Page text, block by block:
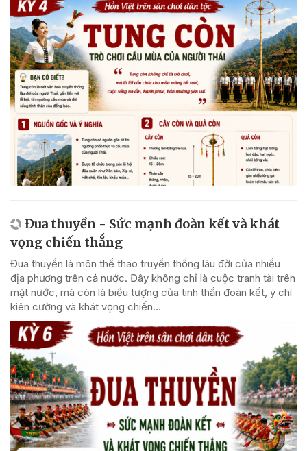
Đua thuyền - Sức mạnh đoàn kết và khát
vọng chiến thắng
Đua thuyền là môn thể thao truyền thống lâu đời của nhiều
địa phương trên cả nước. Đây không chỉ là cuộc tranh tài trên
mặt nước, mà còn là biểu tượng của tinh thần đoàn kết, ý chí
kiên cường và khát vọng chiến...